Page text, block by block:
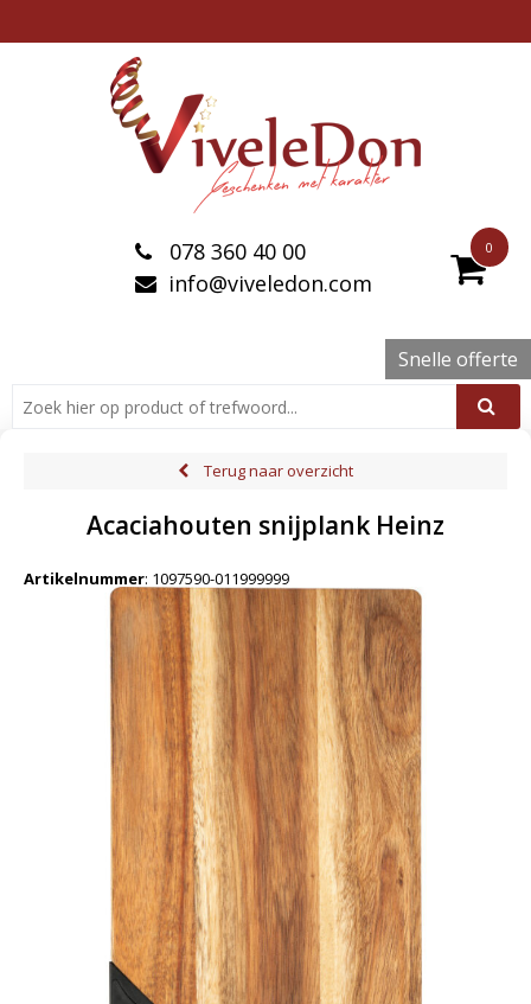
0
078 360 40 00
info@viveledon.com
Snelle offerte
Terug naar overzicht
Acaciahouten snijplank Heinz
Artikelnummer: 1097590-011999999